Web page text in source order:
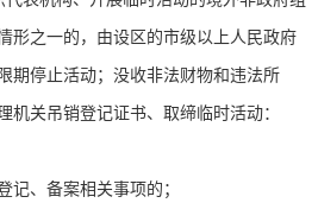
形之一的，由设区的市级以上人民政府
期停止活动；没收非法财物和违法所
机关吊销登记证书、取缔临时活动：
记、备案相关事项的；